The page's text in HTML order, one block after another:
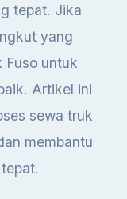
tepat. Jika
yang
Fuso untuk
Artikel ini
sewa truk
membantu